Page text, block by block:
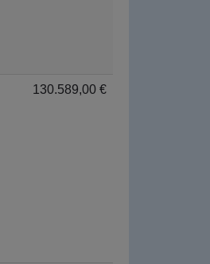
130.589,00 €